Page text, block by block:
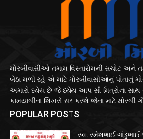
મોરબીવાસીઓ તમામ વિસ્તારોમની સચોટ અને
બેઠા મળી રહે એ માટે મોરબીવાસીઓનું પોતાનું
અમારો ધ્યેય છે જે ધ્યેય આપ સૌ મિત્રોના સાથ
કામયાબીના શિખરો સર કરશે જેના માટે
POPULAR POSTS
સ્વ. રમેશભાઈ